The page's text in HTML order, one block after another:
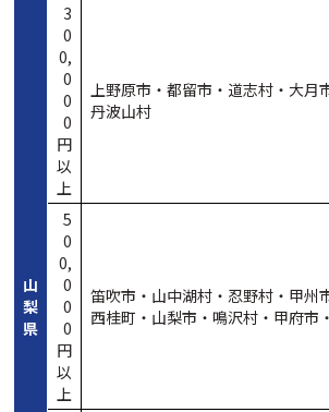
山
梨
県
3
0
0,
0
0
0
円
以
上
上野原市・ 都留市・ 道志村・ 大月
丹波山村
5
0
0,
0
0
0
円
以
上
笛吹市・ 山中湖村・ 忍野村・ 甲州
西桂町・ 山梨市・ 鳴沢村・ 甲府市・